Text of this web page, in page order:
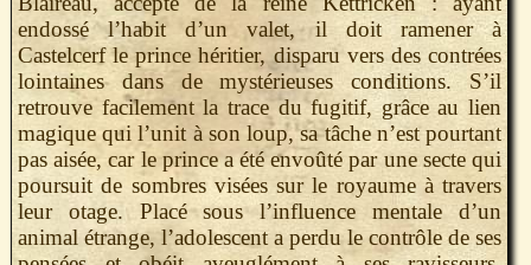
endossé l’habit d’un valet, il doit ramener à
Castelcerf le prince héritier, disparu vers des contrées
lointaines dans de mystérieuses conditions. S’il
retrouve facilement la trace du fugitif, grâce au lien
magique qui l’unit à son loup, sa tâche n’est pourtant
pas aisée, car le prince a été envoûté par une secte qui
poursuit de sombres visées sur le royaume à travers
leur otage. Placé sous l’influence mentale d’un
animal étrange, l’adolescent a perdu le contrôle de ses